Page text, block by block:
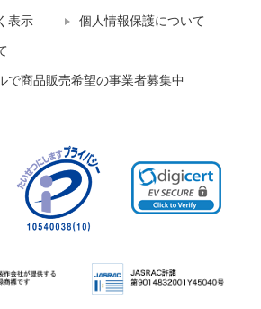
表示 個人情報保護について
で商品販売希望の事業者募集中